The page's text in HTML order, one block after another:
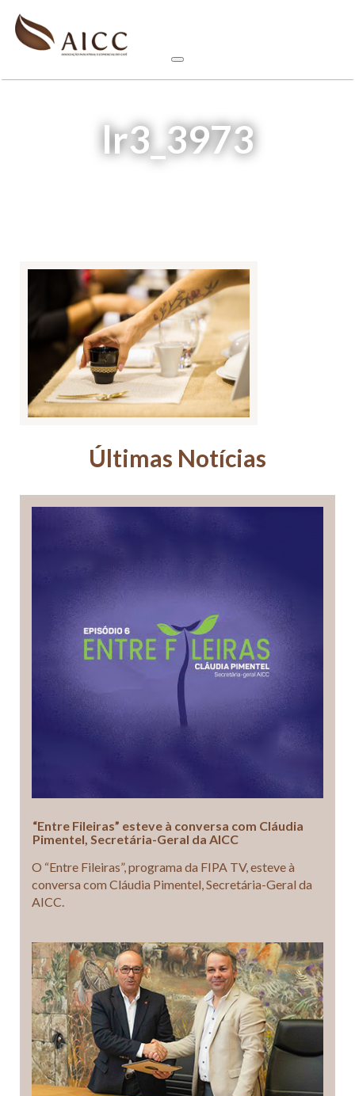
lr3_3973
Últimas Notícias
“Entre Fileiras” esteve à conversa com Cláudia
Pimentel, Secretária-Geral da AICC
O “Entre Fileiras”, programa da FIPA TV, esteve à
conversa com Cláudia Pimentel, Secretária-Geral da
AICC.